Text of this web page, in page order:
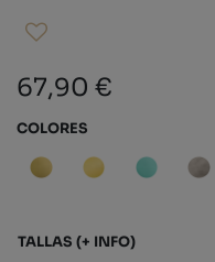
67,90 €
COLORES
TALLAS (+ INFO)